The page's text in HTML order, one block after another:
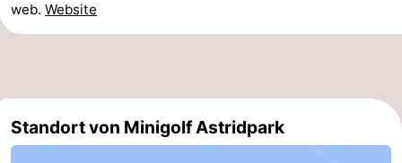
Wandern
Surfen
Essen
und
Veranstaltungen
web. Website
Standort von Minigolf Astridpark